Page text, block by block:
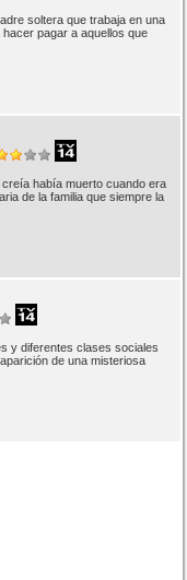
soltera que trabaja en una
pagar a aquellos que
había muerto cuando era
de la familia que siempre la
y diferentes clases sociales
de una misteriosa